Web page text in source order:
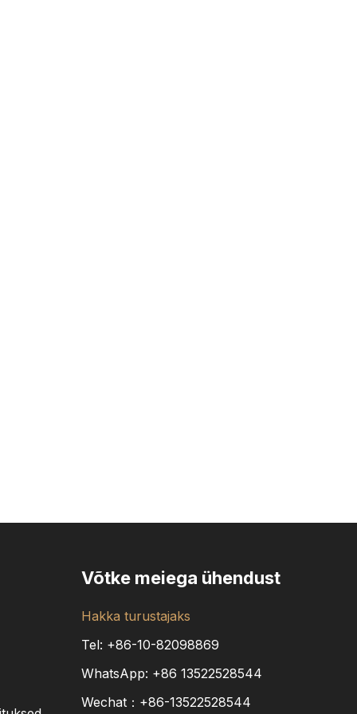
Võtke meiega ühendust
Hakka turustajaks
Tel: +86-10-82098869
WhatsApp: +86 13522528544
Wechat：+86-13522528544